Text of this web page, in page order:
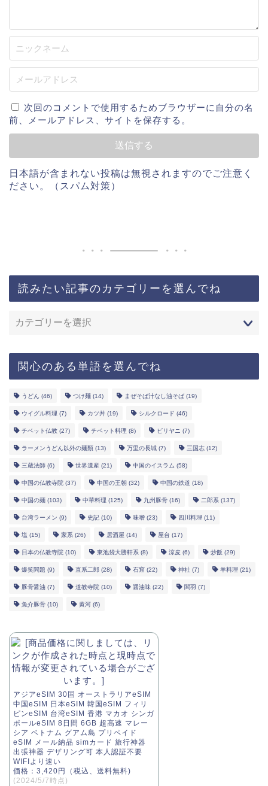
次回のコメントで使用するためブラウザーに自分の名
前、メールアドレス、サイトを保存する。
日本語が含まれない投稿は無視されますのでご注意く
ださい。（スパム対策）
読みたい記事のカテゴリーを選んでね
関心のある単語を選んでね
うどん (46) つけ麺 (14) まぜそば汁なし油そば (19)
ウイグル料理 (7) カツ丼 (19) シルクロード (46)
チベット仏教 (27) チベット料理 (8) ビリヤニ (7)
ラーメンうどん以外の麺類 (13) 万里の長城 (7) 三国志 (12)
三蔵法師 (6) 世界遺産 (21) 中国のイスラム (58)
中国の仏教寺院 (37) 中国の王朝 (32) 中国の鉄道 (18)
中国の麺 (103) 中華料理 (125) 九州豚骨 (16) 二郎系 (137)
台湾ラーメン (9) 史記 (10) 味噌 (23) 四川料理 (11)
塩 (15) 家系 (26) 居酒屋 (14) 屋台 (17)
日本の仏教寺院 (10) 東池袋大勝軒系 (8) 涼皮 (6) 炒飯 (29)
爆笑問題 (9) 直系二郎 (28) 石窟 (22) 神社 (7) 羊料理 (21)
豚骨醤油 (7) 道教寺院 (10) 醤油味 (22) 関羽 (7)
魚介豚骨 (10) 黄河 (6)
アジアeSIM 30国 オーストラリアeSIM
中国eSIM 日本eSIM 韓国eSIM フィリ
ピンeSIM 台湾eSIM 香港 マカオ シンガ
ポールeSIM 8日間 6GB 超高速 マレー
シア ベトナム グアム島 プリペイド
eSIM メール納品 simカード 旅行神器
出張神器 デザリング可 本人認証不要
WIFIより速い
価格：3,420円（税込、送料無料)
(2024/5/7時点)